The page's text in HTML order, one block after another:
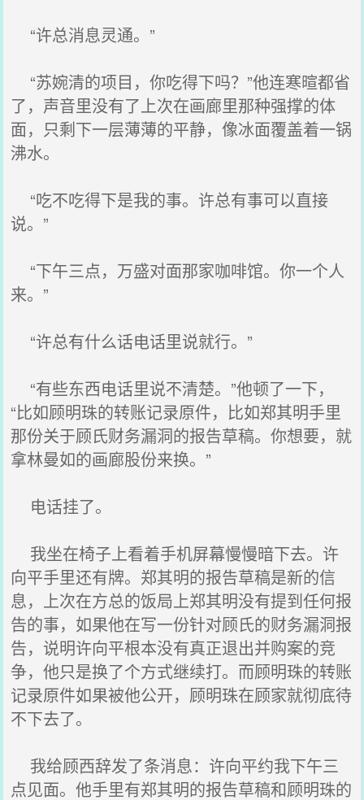
“许总消息灵通。”
“苏婉清的项目，你吃得下吗？”他连寒暄都省
了，声音里没有了上次在画廊里那种强撑的体
面，只剩下一层薄薄的平静，像冰面覆盖着一锅
沸水。
“吃不吃得下是我的事。许总有事可以直接
说。”
“下午三点，万盛对面那家咖啡馆。你一个人
来。”
“许总有什么话电话里说就行。”
“有些东西电话里说不清楚。”他顿了一下，
“比如顾明珠的转账记录原件，比如郑其明手里
那份关于顾氏财务漏洞的报告草稿。你想要，就
拿林曼如的画廊股份来换。”
电话挂了。
我坐在椅子上看着手机屏幕慢慢暗下去。许
向平手里还有牌。郑其明的报告草稿是新的信
息，上次在方总的饭局上郑其明没有提到任何报
告的事，如果他在写一份针对顾氏的财务漏洞报
告，说明许向平根本没有真正退出并购案的竞
争，他只是换了个方式继续打。而顾明珠的转账
记录原件如果被他公开，顾明珠在顾家就彻底待
不下去了。
我给顾西辞发了条消息：许向平约我下午三
点见面。他手里有郑其明的报告草稿和顾明珠的